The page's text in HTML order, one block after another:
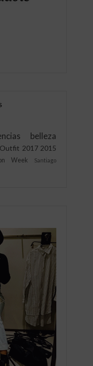
belleza
Outfit 2017 2015
Week
Santiago